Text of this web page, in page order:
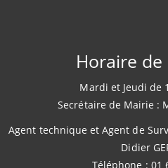
Horaire
Mardi et Jeudi de
Secrétaire de Mairie :
Agent technique et Agent de
Didier
Téléphone : 01